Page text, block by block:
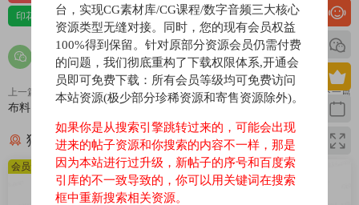
印花，亚麻，针织，仿皮，布匹，家纺，绒布 材质贴图
上一篇
布料133
下一篇
布料131
猜你喜欢
会员免费 会员免费
台，实现CG素材库/CG课程/数字音频三大核心
资源类型无缝对接。同时，您的现有会员权益
100%得到保留。针对原部分资源会员仍需付费
的问题，我们彻底重构了下载权限体系,开通会
员即可免费下载：所有会员等级均可免费访问
本站资源(极少部分珍稀资源和寄售资源除外)。
如果你是从搜索引擎跳转过来的，可能会出现
进来的帖子资源和你搜索的内容不一样，那是
因为本站进行过升级，新帖子的序号和百度索
引库的不一致导致的，你可以用关键词在搜索
框中重新搜索相关资源。